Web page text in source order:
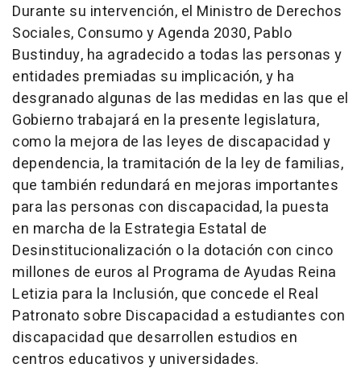
Durante su intervención, el Ministro de Derechos
Sociales, Consumo y Agenda 2030, Pablo
Bustinduy, ha agradecido a todas las personas y
entidades premiadas su implicación, y ha
desgranado algunas de las medidas en las que el
Gobierno trabajará en la presente legislatura,
como la mejora de las leyes de discapacidad y
dependencia, la tramitación de la ley de familias,
que también redundará en mejoras importantes
para las personas con discapacidad, la puesta
en marcha de la Estrategia Estatal de
Desinstitucionalización o la dotación con cinco
millones de euros al Programa de Ayudas Reina
Letizia para la Inclusión, que concede el Real
Patronato sobre Discapacidad a estudiantes con
discapacidad que desarrollen estudios en
centros educativos y universidades.